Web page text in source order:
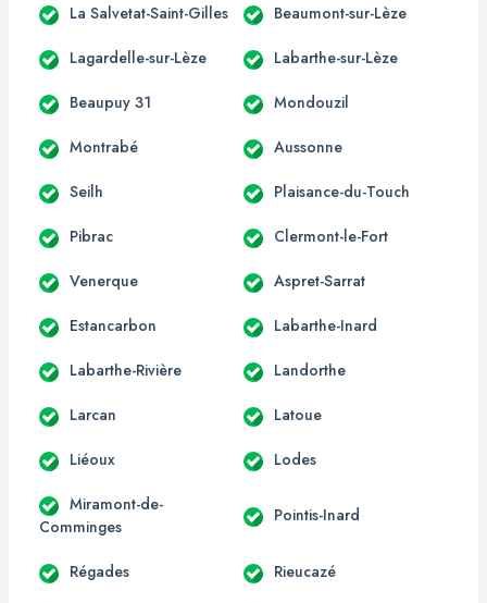
La Salvetat-Saint-Gilles Beaumont-sur-Lèze
Lagardelle-sur-Lèze Labarthe-sur-Lèze
Beaupuy 31 Mondouzil
Montrabé Aussonne
Seilh Plaisance-du-Touch
Pibrac Clermont-le-Fort
Venerque Aspret-Sarrat
Estancarbon Labarthe-Inard
Labarthe-Rivière Landorthe
Larcan Latoue
Liéoux Lodes
Miramont-de-
Comminges
Pointis-Inard
Régades Rieucazé